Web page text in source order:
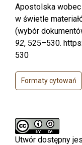
Apostolska
w świetle
(wybór
92, 525–530.
530
Formaty cytowań
Utwór dostępny